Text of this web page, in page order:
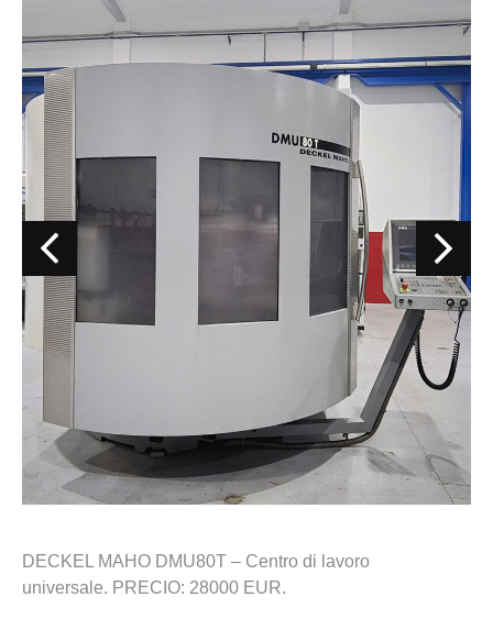
DECKEL MAHO DMU80T – Centro di lavoro
universale. PRECIO: 28000 EUR.